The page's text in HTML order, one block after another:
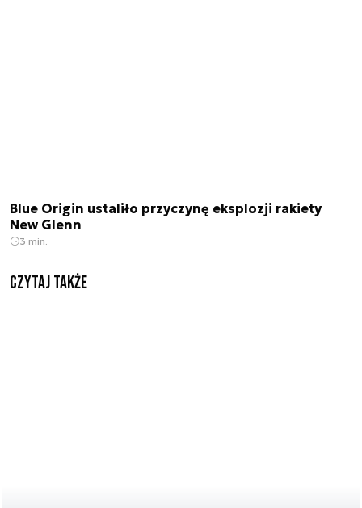
Blue Origin ustaliło przyczynę eksplozji rakiety
New Glenn
3 min.
Czytaj także